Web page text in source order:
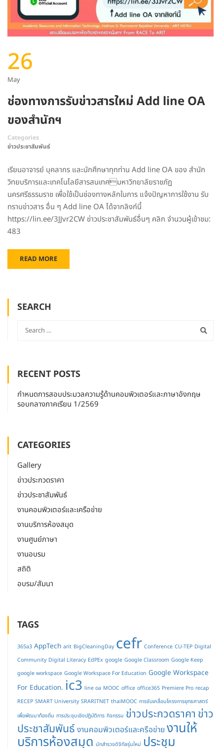
26
May
ช่องทางการรับข่าวสารใหม่ Add line OA
ของสำนักฯ
Categories
ข่าวประชาสัมพันธ์
เรียนอาจารย์ บุคลากร และนักศึกษาทุกท่าน Add line OA ของ สำนัก
วิทยบริการและเทคโนโลยีสารสนเทศมหาวิทยาลัยราชภัฏ
นครศรีธรรมราช เพื่อใช้เป็นช่องทางหลักในการ แจ้งปัญหาการใช้งาน รับ
ทราบข่าวสาร อื่น ๆ Add line OA ได้จากลิงก์นี้
https://lin.ee/3JJvr2CW ข่าวประชาสัมพันธ์อื่นๆ คลิก จำนวนผู้เข้าชม:
483
READ MORE
SEARCH
RECENT POSTS
กำหนดการสอบประมวลความรู้ด้านคอมพิวเตอร์และภาษาอังกฤษ
รอบกลางภาคเรียน 1/2569
CATEGORIES
Gallery
ข่าวประกวดราคา
ข่าวประชาสัมพันธ์
งานคอมพิวเตอร์และเครือข่าย
งานบริการห้องสมุด
งานศูนย์ภาษา
งานอบรม
สถิติ
อบรม/สัมนา
TAGS
365a3 AppTech arit BigCleaningDay cefr Conference CU-TEP Digital
Community Digital Literacy EdPEx google Google Classroom Google Keep
google workspace Google Workspace For Education Google Workspace
For Education. ic3 line oa MOOC office office365 Premiere Pro recap
RECEP SMART University SRARITNET thaiMOOC การขับเคลื่อนโครงการยุทธศาสตร์
เพื่อพัฒนาท้องถิ่น การประชุมเชิงปฏิบัติการ กิจกรรม ข่าวประกวดราคา ข่าว
ประชาสัมพันธ์งานคอมพิวเตอร์และครือข่าย งานให้
บริการห้องสมุด นักสำรวจดิจิทัลรุ่นใหม่ ประชุม